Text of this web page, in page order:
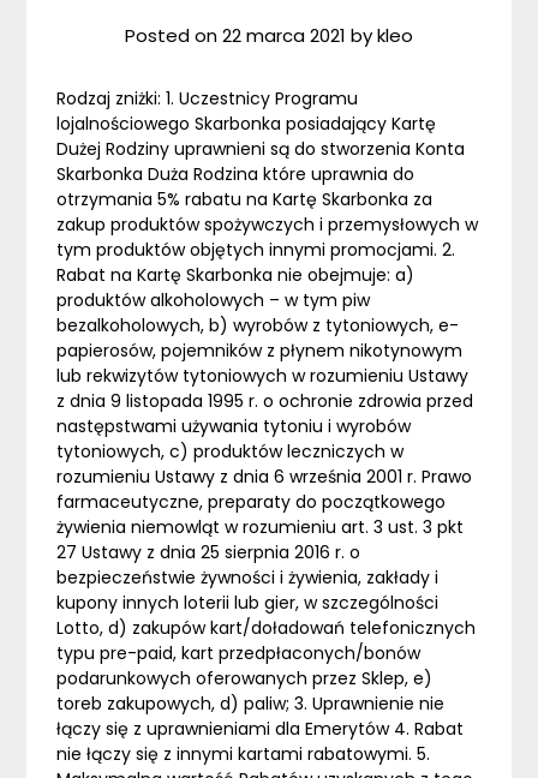
Posted on22 marca 2021 bykleo
Rodzaj zniżki: 1. Uczestnicy Programu
lojalnościowego Skarbonka posiadający Kartę
Dużej Rodziny uprawnieni są do stworzenia Konta
Skarbonka Duża Rodzina które uprawnia do
otrzymania 5% rabatu na Kartę Skarbonka za
zakup produktów spożywczych i przemysłowych w
tym produktów objętych innymi promocjami. 2.
Rabat na Kartę Skarbonka nie obejmuje: a)
produktów alkoholowych – w tym piw
bezalkoholowych, b) wyrobów z tytoniowych, e-
papierosów, pojemników z płynem nikotynowym
lub rekwizytów tytoniowych w rozumieniu Ustawy
z dnia 9 listopada 1995 r. o ochronie zdrowia przed
następstwami używania tytoniu i wyrobów
tytoniowych, c) produktów leczniczych w
rozumieniu Ustawy z dnia 6 września 2001 r. Prawo
farmaceutyczne, preparaty do początkowego
żywienia niemowląt w rozumieniu art. 3 ust. 3 pkt
27 Ustawy z dnia 25 sierpnia 2016 r. o
bezpieczeństwie żywności i żywienia, zakłady i
kupony innych loterii lub gier, w szczególności
Lotto, d) zakupów kart/doładowań telefonicznych
typu pre-paid, kart przedpłaconych/bonów
podarunkowych oferowanych przez Sklep, e)
toreb zakupowych, d) paliw; 3. Uprawnienie nie
łączy się z uprawnieniami dla Emerytów 4. Rabat
nie łączy się z innymi kartami rabatowymi. 5.